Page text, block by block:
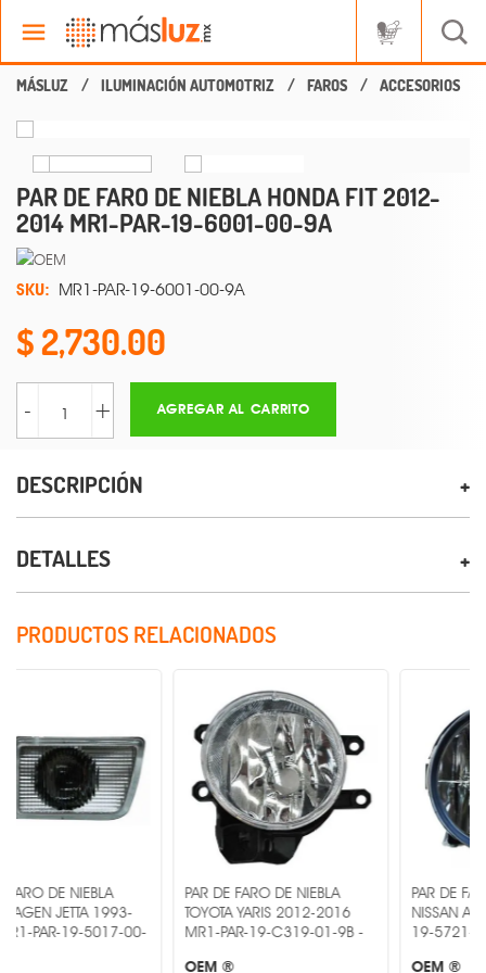
ILUMINACIÓN AUTOMOTRIZ FAROS ACCESORIOS
PAR DE FARO DE NIEBLA HONDA FIT 2012-
2014 MR1-PAR-19-6001-00-9A
SKU: MR1-PAR-19-6001-00-9A
2,730.00
- + AGREGAR AL CARRITO
DESCRIPCIÓN
DETALLES
PRODUCTOS RELACIONADOS
1993-
5017-00-
PAR DE FARO DE NIEBLA
TOYOTA YARIS 2012-2016
MR1-PAR-19-C319-01-9B -
PAR DE FARO DE
NISSAN ARMADA -
19-5721-00-1A -